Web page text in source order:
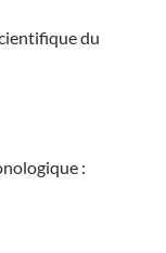
du
: